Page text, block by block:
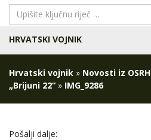
HRVATSKI VOJNIK
Hrvatski vojnik » Novosti iz OSRH
„Brijuni 22“ » IMG_9286
Pošalji dalje: